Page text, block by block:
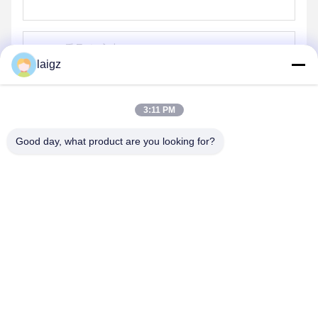
送信する
laigz
3:11 PM
Good day, what product are you looking for?